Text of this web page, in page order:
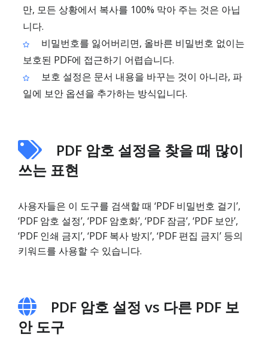
만, 모든 상황에서 복사를 100% 막아 주는 것은 아닙
니다.
비밀번호를 잃어버리면, 올바른 비밀번호 없이는
보호된 PDF에 접근하기 어렵습니다.
보호 설정은 문서 내용을 바꾸는 것이 아니라, 파
일에 보안 옵션을 추가하는 방식입니다.
PDF 암호 설정을 찾을 때 많이
쓰는 표현
사용자들은 이 도구를 검색할 때 ‘PDF 비밀번호 걸기’,
‘PDF 암호 설정’, ‘PDF 암호화’, ‘PDF 잠금’, ‘PDF 보안’,
‘PDF 인쇄 금지’, ‘PDF 복사 방지’, ‘PDF 편집 금지’ 등의
키워드를 사용할 수 있습니다.
PDF 암호 설정 vs 다른 PDF 보
안 도구